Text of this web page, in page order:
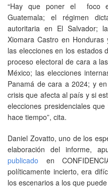
“Hay que poner el foco
Guatemala; el régimen
autoritaria en El Salvador;
Xiomara Castro en
las elecciones en los estados
proceso electoral de cara a
México; las elecciones
Panamá de cara a 2024; y
crisis que afecta al país y si
elecciones presidenciales
hace tiempo”, cita.
Daniel Zovatto, uno de los
elaboración del informe,
publicado en
políticamente incierto, era
los escenarios a los que